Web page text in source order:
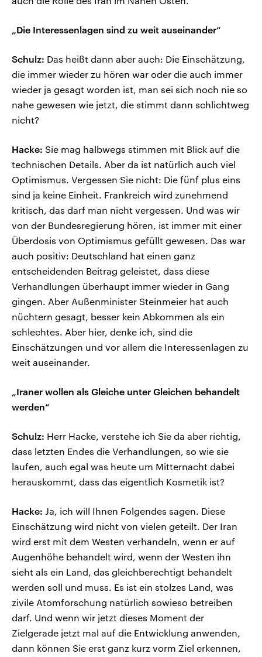
„Die Interessenlagen sind zu weit auseinander“
Schulz: Das heißt dann aber auch: Die Einschätzung,
die immer wieder zu hören war oder die auch immer
wieder ja gesagt worden ist, man sei sich noch nie so
nahe gewesen wie jetzt, die stimmt dann schlichtweg
nicht?
Hacke: Sie mag halbwegs stimmen mit Blick auf die
technischen Details. Aber da ist natürlich auch viel
Optimismus. Vergessen Sie nicht: Die fünf plus eins
sind ja keine Einheit. Frankreich wird zunehmend
kritisch, das darf man nicht vergessen. Und was wir
von der Bundesregierung hören, ist immer mit einer
Überdosis von Optimismus gefüllt gewesen. Das war
auch positiv: Deutschland hat einen ganz
entscheidenden Beitrag geleistet, dass diese
Verhandlungen überhaupt immer wieder in Gang
gingen. Aber Außenminister Steinmeier hat auch
nüchtern gesagt, besser kein Abkommen als ein
schlechtes. Aber hier, denke ich, sind die
Einschätzungen und vor allem die Interessenlagen zu
weit auseinander.
„Iraner wollen als Gleiche unter Gleichen behandelt
werden“
Schulz: Herr Hacke, verstehe ich Sie da aber richtig,
dass letzten Endes die Verhandlungen, so wie sie
laufen, auch egal was heute um Mitternacht dabei
herauskommt, dass das eigentlich Kosmetik ist?
Hacke: Ja, ich will Ihnen Folgendes sagen. Diese
Einschätzung wird nicht von vielen geteilt. Der Iran
wird erst mit dem Westen verhandeln, wenn er auf
Augenhöhe behandelt wird, wenn der Westen ihn
sieht als ein Land, das gleichberechtigt behandelt
werden soll und muss. Es ist ein stolzes Land, was
zivile Atomforschung natürlich sowieso betreiben
darf. Und wenn wir jetzt dieses Moment der
Zielgerade jetzt mal auf die Entwicklung anwenden,
dann können Sie erst ganz kurz vorm Ziel erkennen,